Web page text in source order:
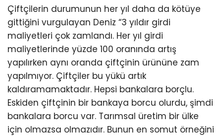
Çiftçilerin durumunun her yıl daha da kötüye
gittiğini vurgulayan Deniz “3 yıldır girdi
maliyetleri çok zamlandı. Her yıl girdi
maliyetlerinde yüzde 100 oranında artış
yapılırken aynı oranda çiftçinin ürününe zam
yapılmıyor. Çiftçiler bu yükü artık
kaldıramamaktadır. Hepsi bankalara borçlu.
Eskiden çiftçinin bir bankaya borcu olurdu, şimdi
bankalara borcu var. Tarımsal üretim bir ülke
için olmazsa olmazıdır. Bunun en somut örneğini